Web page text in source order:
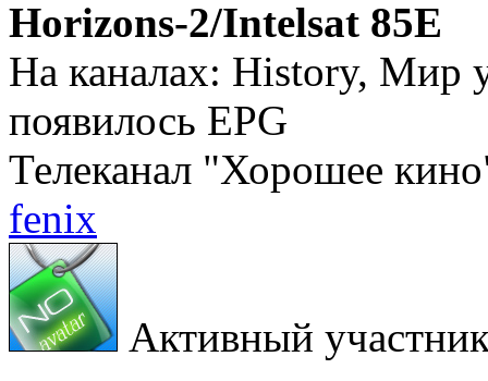
Horizons-2/Intelsat 85E
На каналах: History, Мир
появилось EPG
Телеканал "Хорошее
fenix
Активный